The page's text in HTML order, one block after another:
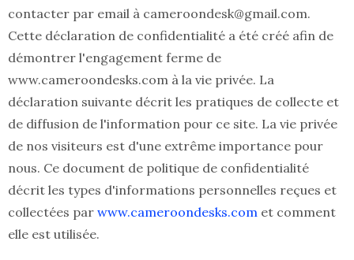
contacter par email à cameroondesk@gmail.com.
Cette déclaration de confidentialité a été créé afin de
démontrer l'engagement ferme de
www.cameroondesks.com à la vie privée. La
déclaration suivante décrit les pratiques de collecte et
de diffusion de l'information pour ce site. La vie privée
de nos visiteurs est d'une extrême importance pour
nous. Ce document de politique de confidentialité
décrit les types d'informations personnelles reçues et
collectées par www.cameroondesks.com et comment
elle est utilisée.